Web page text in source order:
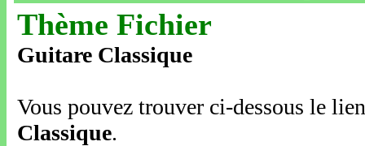
Thème Fichier
Guitare Classique
Vous pouvez trouver ci-dessous le
Classique.